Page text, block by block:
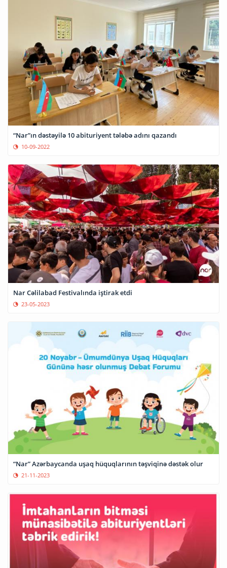
“Nar”ın dəstəyilə 10 abituriyent tələbə adını qazandı
10-09-2022
Nar Cəlilabad Festivalında iştirak etdi
23-05-2023
“Nar” Azərbaycanda uşaq hüquqlarının təşviqinə dəstək olur
21-11-2023